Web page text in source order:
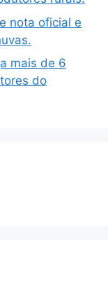
nota oficial e
mais de 6
do